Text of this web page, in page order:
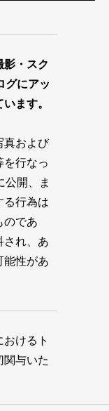
影・スク
グにアッ
ます。
真および
を行なっ
公開、ま
る行為は
のであ
され、あ
能性があ
けるト
関与いた